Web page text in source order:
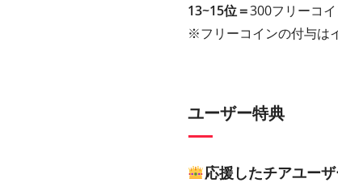
13~15位＝300フリーコ
※フリーコインの付与は
ユーザー特典
応援したチアユー